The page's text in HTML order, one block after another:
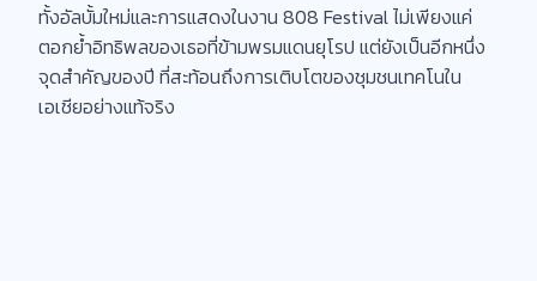
ทั้งอัลบั้มใหม่และการแสดงในงาน 808 Festival ไม่เพียงแค่
ตอกย้ำอิทธิพลของเธอที่ข้ามพรมแดนยุโรป แต่ยังเป็นอีกหนึ่ง
จุดสำคัญของปี ที่สะท้อนถึงการเติบโตของชุมชนเทคโนใน
เอเชียอย่างแท้จริง